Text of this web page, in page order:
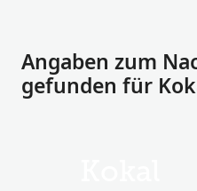
Angaben zum
gefunden für